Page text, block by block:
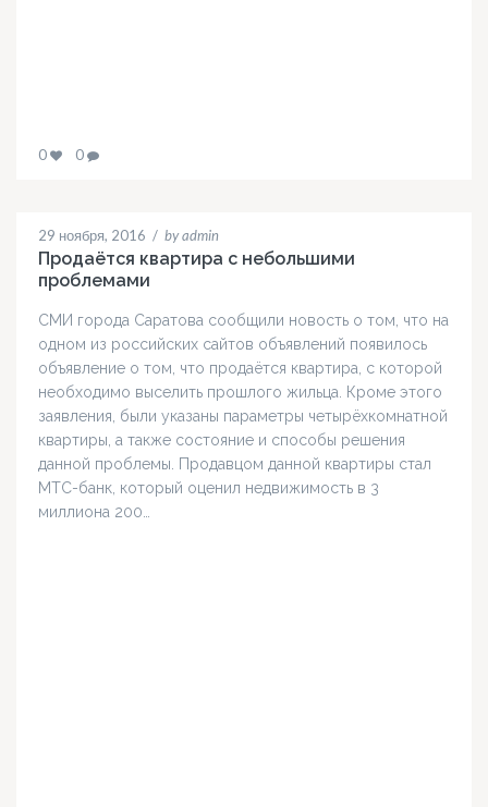
0 0
29 ноября, 2016 / by admin
Продаётся квартира с небольшими
проблемами
СМИ города Саратова сообщили новость о том, что на
одном из российских сайтов объявлений появилось
объявление о том, что продаётся квартира, с которой
необходимо выселить прошлого жильца. Кроме этого
заявления, были указаны параметры четырёхкомнатной
квартиры, а также состояние и способы решения
данной проблемы. Продавцом данной квартиры стал
МТС-банк, который оценил недвижимость в 3
миллиона 200…